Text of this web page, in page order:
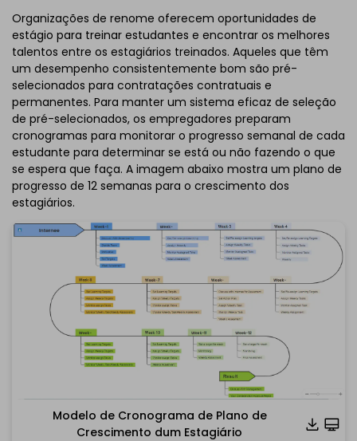
Organizações de renome oferecem oportunidades de
estágio para treinar estudantes e encontrar os melhores
talentos entre os estagiários treinados. Aqueles que têm
um desempenho consistentemente bom são pré-
selecionados para contratações contratuais e
permanentes. Para manter um sistema eficaz de seleção
de pré-selecionados, os empregadores preparam
cronogramas para monitorar o progresso semanal de cada
estudante para determinar se está ou não fazendo o que
se espera que faça. A imagem abaixo mostra um plano de
progresso de 12 semanas para o crescimento dos
estagiários.
Modelo de Cronograma de Plano de
Crescimento dum Estagiário